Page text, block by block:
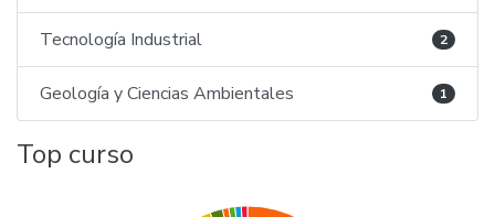
Tecnología Industrial 2
Geología y Ciencias Ambientales 1
Top curso